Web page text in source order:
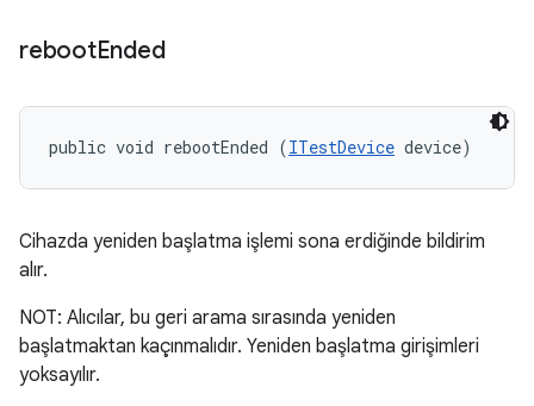
rebootEnded
public void rebootEnded (ITestDevice device)
Cihazda yeniden başlatma işlemi sona erdiğinde bildirim
alır.
NOT: Alıcılar, bu geri arama sırasında yeniden
başlatmaktan kaçınmalıdır. Yeniden başlatma girişimleri
yoksayılır.